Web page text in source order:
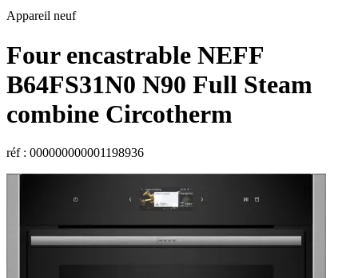
Appareil neuf
Four encastrable NEFF
B64FS31N0 N90 Full Steam
combine Circotherm
réf : 000000000001198936